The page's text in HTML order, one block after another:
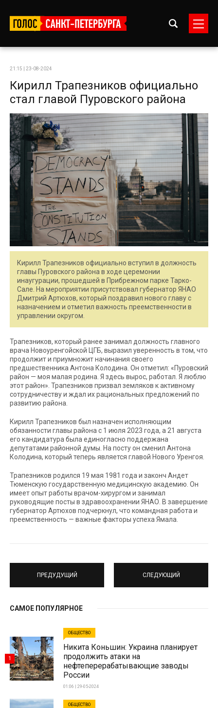
21:15 | 23-08-2024
Кирилл Трапезников официально
стал главой Пуровского района
Кирилл Трапезников официально вступил в должность
главы Пуровского района в ходе церемонии
инаугурации, прошедшей в Прибрежном парке Тарко-
Сале. На мероприятии присутствовал губернатор ЯНАО
Дмитрий Артюхов, который поздравил нового главу с
назначением и отметил важность преемственности в
управлении округом.
Трапезников, который ранее занимал должность главного
врача Новоуренгойской ЦГБ, выразил уверенность в том, что
продолжит и приумножит начинания своего
предшественника Антона Колодина. Он отметил: «Пуровский
район — моя малая родина. Я здесь вырос, работал. Я люблю
этот район». Трапезников призвал земляков к активному
сотрудничеству и ждал их рациональных предложений по
развитию района.
Кирилл Трапезников был назначен исполняющим
обязанности главы района с 1 июля 2023 года, а 21 августа
его кандидатура была единогласно поддержана
депутатами районной думы. На посту он сменил Антона
Колодина, который теперь является главой Нового Уренгоя.
Трапезников родился 19 мая 1981 года и законч Андет
Тюменскую государственную медицинскую академию. Он
имеет опыт работы врачом-хирургом и занимал
руководящие посты в здравоохранении ЯНАО. В завершение
губернатор Артюхов подчеркнул, что командная работа и
преемственность — важные факторы успеха Ямала.
ПРЕДУДУЩИЙ СЛЕДУЮЩИЙ
САМОЕ ПОПУЛЯРНОЕ
ОБЩЕСТВО
Никита Коньшин: Украина планирует
продолжить атаки на
нефтеперерабатывающие заводы
России
01:06 | 29-05-2024
1
ОБЩЕСТВО